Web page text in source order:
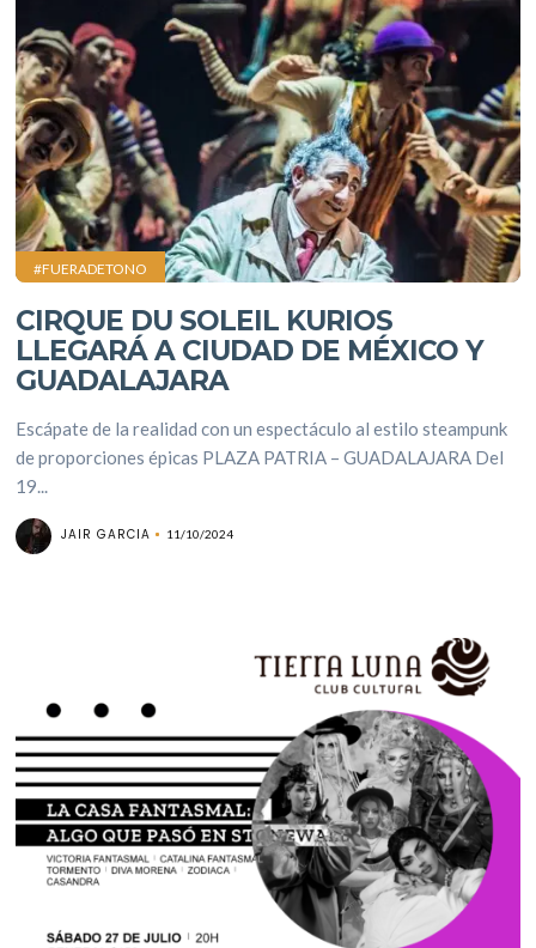
#FUERADETONO
CIRQUE DU SOLEIL KURIOS
LLEGARÁ A CIUDAD DE MÉXICO Y
GUADALAJARA
Escápate de la realidad con un espectáculo al estilo steampunk
de proporciones épicas PLAZA PATRIA – GUADALAJARA Del
19...
JAIR GARCIA 11/10/2024